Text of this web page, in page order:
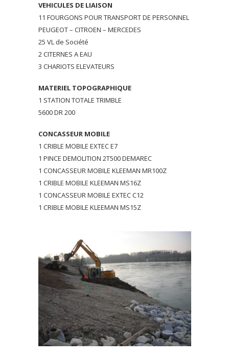
VEHICULES DE LIAISON
11 FOURGONS POUR TRANSPORT DE PERSONNEL
PEUGEOT – CITROEN – MERCEDES
25 VL de Société
2 CITERNES A EAU
3 CHARIOTS ELEVATEURS
MATERIEL TOPOGRAPHIQUE
1 STATION TOTALE TRIMBLE
5600 DR 200
CONCASSEUR MOBILE
1 CRIBLE MOBILE EXTEC E7
1 PINCE DEMOLITION 2T500 DEMAREC
1 CONCASSEUR MOBILE KLEEMAN MR100Z
1 CRIBLE MOBILE KLEEMAN MS16Z
1 CONCASSEUR MOBILE EXTEC C12
1 CRIBLE MOBILE KLEEMAN MS15Z